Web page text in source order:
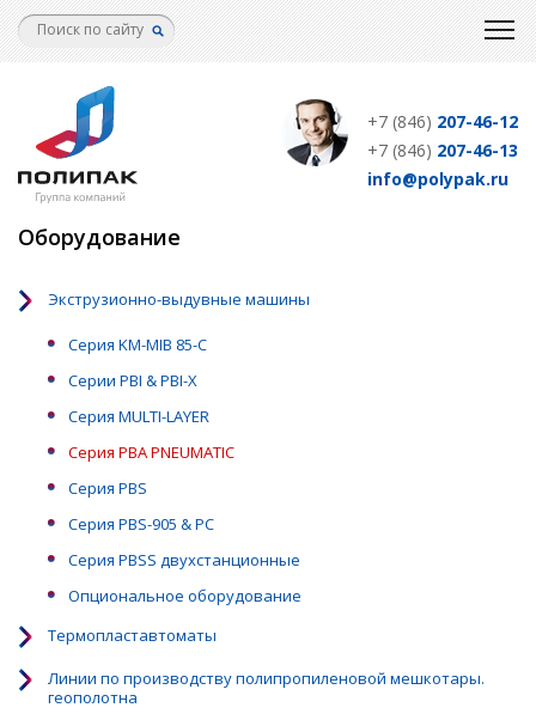
Перейти
к
+7 (846) 207-46-12
+7 (846) 207-46-13
info@polypak.ru
Оборудование
Экструзионно-выдувные машины
Серия KM-MIB 85-C
Серии PBI & PBI-X
Серия MULTI-LAYER
Серия PBA PNEUMATIC
Серия PBS
Серия PBS-905 & PC
Серия PBSS двухстанционные
Опциональное оборудование
Термопластавтоматы
Линии по производству полипропиленовой мешкотары.
геополотна